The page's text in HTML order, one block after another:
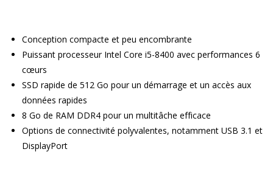
Conception compacte et peu encombrante
Puissant processeur Intel Core i5-8400 avec performances 6
cœurs
SSD rapide de 512 Go pour un démarrage et un accès aux
données rapides
8 Go de RAM DDR4 pour un multitâche efficace
Options de connectivité polyvalentes, notamment USB 3.1 et
DisplayPort